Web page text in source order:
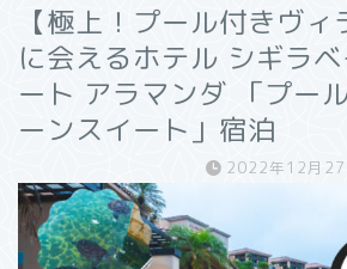
【極上！プール付きヴ
に会えるホテル シギラ
ート アラマンダ 「プー
ーンスイート」宿泊
2022年12月27